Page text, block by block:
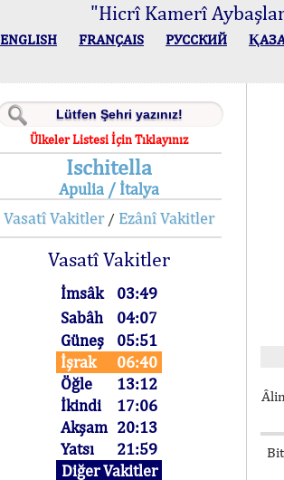
"Hicrî Kamerî
ENGLISH FRANÇAIS РУССКИЙ
Ülkeler Listesi İçin Tıklayınız
Ischitella
Apulia / İtalya
Vasatî Vakitler/ Ezânî Vakitler
Vasatî Vakitler
İmsâk
03:49
Sabâh
04:07
Güneş
05:51
İşrak
06:40
Öğle
13:12
İkindi
17:06
Akşam 20:13
Yatsı
21:59
Diğer Vakitler